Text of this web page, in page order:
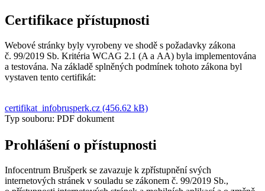
Certifikace přístupnosti
Webové stránky byly vyrobeny ve shodě s požadavky zákona
č. 99/2019 Sb. Kritéria WCAG 2.1 (A a AA) byla implementována
a testována. Na základě splněných podmínek tohoto zákona byl
vystaven tento certifikát:
certifikat_infobrusperk.cz (456.62 kB)
Typ souboru: PDF dokument
Prohlášení o přístupnosti
Infocentrum Brušperk se zavazuje k zpřístupnění svých
internetových stránek v souladu se zákonem č. 99/2019 Sb.,